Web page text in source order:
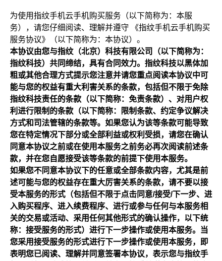
为使用指纹手机云手机购买服务（以下简称为：本服
务），请您仔细阅读、理解并遵守 《指纹手机云手机购买
服务协议》（以下简称为：本协议）。
本协议由您与指纹（北京）科技有限公司（以下简称为：
指纹科技）共同缔结，具有合同效力。指纹科技以黑体加
粗或其他合理方式提示您注意并请您重点阅读本协议中可
能与您的权益有重大利害关系的条款，包括但不限于免除
指纹科技责任的条款（以下简称：免责条款）、对用户权
利进行限制的条款（以下简称：限制条款、约定争议解决
方式和司法管辖的条款等。如果您认为该等条款可能导致
您在特定情况下部分或全部利益或权利受损，请您在确认
同意本协议之前或在使用本服务之前务必再次阅读前述条
款，并在您自愿接受该等条款的前提下使用本服务。
如果您不同意本协议下的任意或全部条款内容，尤其是前
述可能与您的权益存在重大厉害关系的条款，请不要以接
受本服务的形式（包括但不限于点击同意/接受/下一步、进
入购买程序、进入续费程序、进行或参与任何与本服务相
关的交易或活动、采用任何其他形式的确认操作，以下统
称：接受服务的形式）进行下一步操作或使用本服务。当
您采用接受服务的形式进行下一步操作或使用本服务，即
表明您已阅读、理解并同意签署本协议，表示您与指纹手